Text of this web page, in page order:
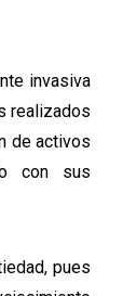
invasiva
realizados
de activos
con sus
pues